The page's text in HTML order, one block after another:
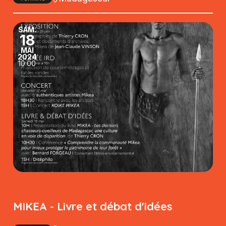
SAMEDI
SAM.
18
MAI
MAI
2024
10:00
MIKEA - Livre et débat d'idées